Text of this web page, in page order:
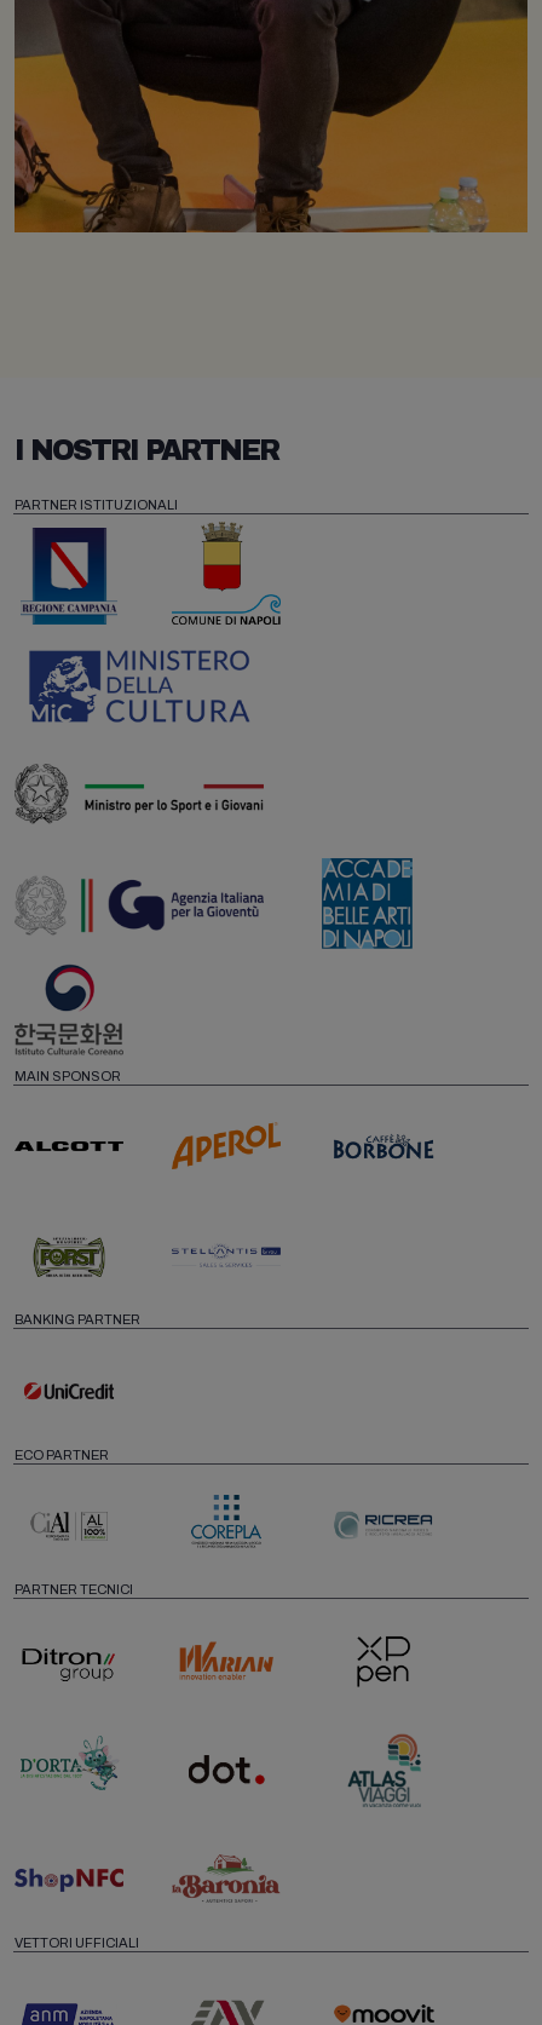
I NOSTRI PARTNER
PARTNER ISTITUZIONALI
MAIN SPONSOR
BANKING PARTNER
ECO PARTNER
PARTNER TECNICI
VETTORI UFFICIALI